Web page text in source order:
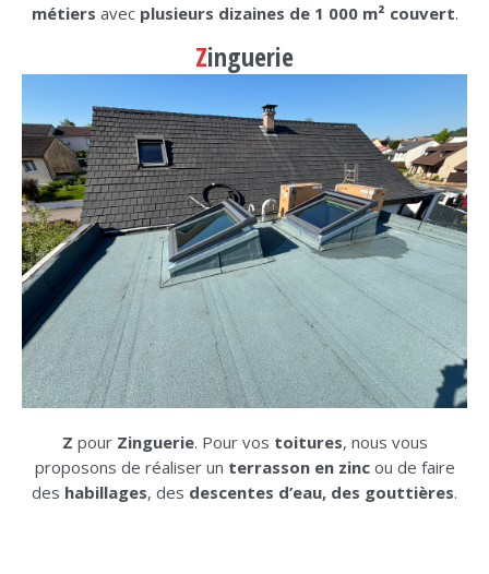
métiers avec plusieurs dizaines de 1 000 m² couvert.
Zinguerie
Z pour Zinguerie. Pour vos toitures, nous vous
proposons de réaliser un terrasson en zincou de faire
des habillages, des descentes d’eau, des gouttières.